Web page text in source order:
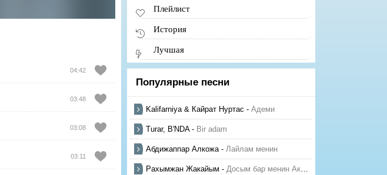
04:42
03:48
03:08
03:11
Плейлист
История
Лучшая
Популярные песни
Kalifarniya & Кайрат Нуртас - Адеми
Turar, B'NDA- Bir adam
Абдижаппар Алкожа- Лайлам менин
Рахымжан Жакайым - Досым бар менин Актауда